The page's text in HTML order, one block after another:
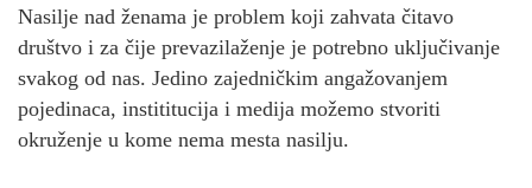
Nasilje nad ženama je problem koji zahvata čitavo
društvo i za čije prevazilaženje je potrebno uključivanje
svakog od nas. Jedino zajedničkim angažovanjem
pojedinaca, instititucija i medija možemo stvoriti
okruženje u kome nema mesta nasilju.